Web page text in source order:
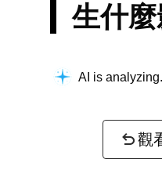
生什麼
AI is
觀